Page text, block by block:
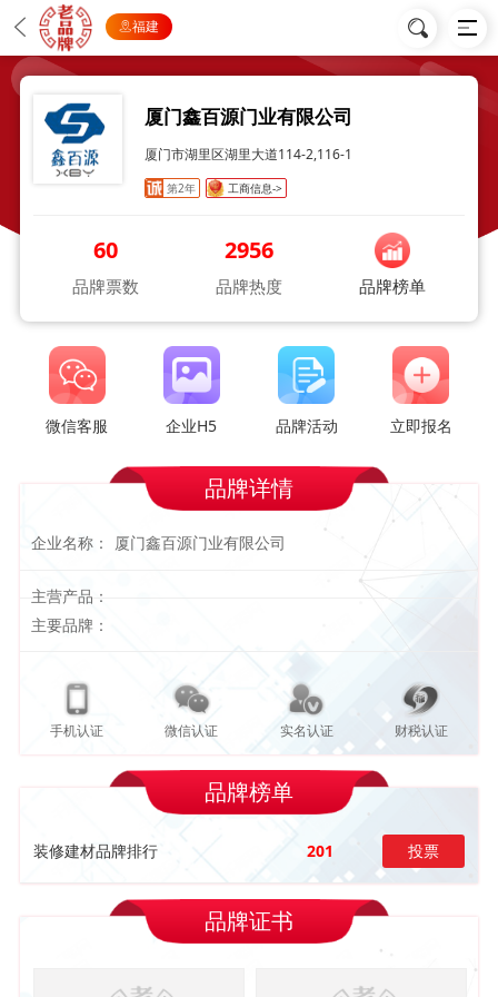
福建
厦门鑫百源门业有限公司
厦门市湖里区湖里大道114-2,116-1
第2年 工商信息->
60
品牌票数
2956
品牌热度 品牌榜单
微信客服 企业H5 品牌活动 立即报名
品牌详情
企业名称： 厦门鑫百源门业有限公司
主营产品：
主要品牌：
手机认证 微信认证 实名认证 财税认证
品牌榜单
装修建材品牌排行 201 投票
品牌证书